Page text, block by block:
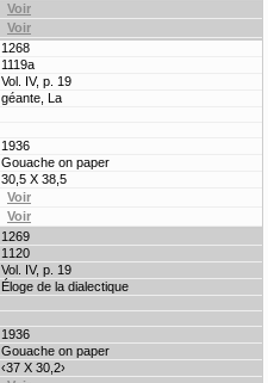
1268
1119a
Vol. IV, p. 19
géante, La
1936
Gouache on paper
30,5 X 38,5
1269
1120
Vol. IV, p. 19
Éloge de la dialectique
1936
Gouache on paper
‹37 X 30,2›